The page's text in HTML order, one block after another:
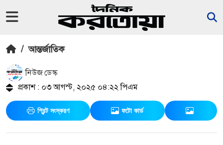
/ আন্তর্জাতিক
নিউজ ডেস্ক
প্রকাশ : ০৩ আগস্ট, ২০২৫ ০৪:২২ পিএম
প্রিন্ট সংস্করণ ফটো কার্ড